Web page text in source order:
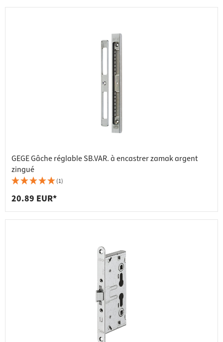
GEGE Gâche réglable SB.VAR. à encastrer zamak argent
zingué
(1)
20.89 EUR*